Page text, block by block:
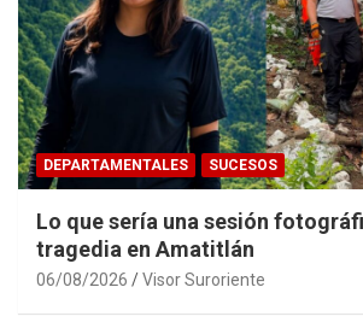
DEPARTAMENTALES SUCESOS
Lo que sería una sesión
tragedia en Amatitlán
06/08/2026 Visor Suroriente